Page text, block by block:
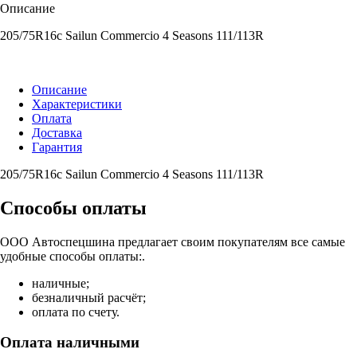
Описание
205/75R16c Sailun Commercio 4 Seasons 111/113R
Описание
Характеристики
Оплата
Доставка
Гарантия
205/75R16c Sailun Commercio 4 Seasons 111/113R
Способы оплаты
ООО Автоспецшина предлагает своим покупателям все самые
удобные способы оплаты:.
наличные;
безналичный расчёт;
оплата по счету.
Оплата наличными